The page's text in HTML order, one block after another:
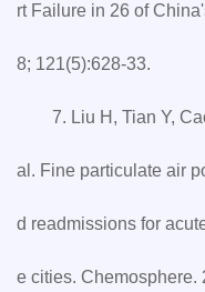
rt Failure in 26 of
8; 121(5):628-33.
7. Liu H, Tian Y, Cao
al. Fine particulate air
d readmissions for
e cities. Chemosphere.